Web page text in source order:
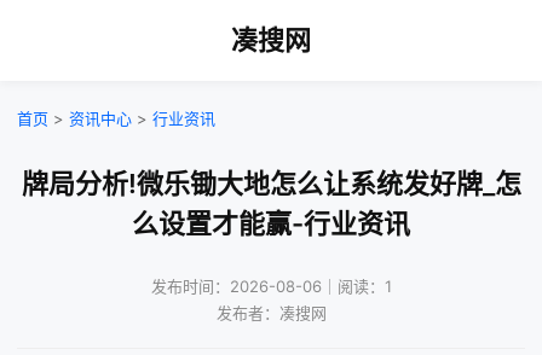
凑搜网
首页 > 资讯中心 > 行业资讯
牌局分析!微乐锄大地怎么让系统发好牌_怎
么设置才能赢-行业资讯
发布时间：2026-08-06｜阅读：1
发布者：凑搜网